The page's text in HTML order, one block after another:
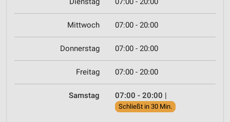
Mittwoch 07:00 - 20:00
Donnerstag 07:00 - 20:00
Freitag 07:00 - 20:00
Samstag 07:00 - 20:00 |
Schließt in 30 Min.